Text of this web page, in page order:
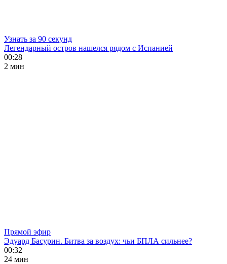
Узнать за 90 секунд
Легендарный остров нашелся рядом с Испанией
00:28
2 мин
Прямой эфир
Эдуард Басурин. Битва за воздух: чьи БПЛА сильнее?
00:32
24 мин